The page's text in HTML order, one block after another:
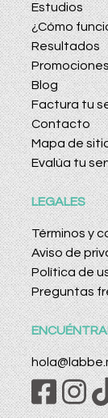
Estudios
¿Cómo
Resultados
Promociones
Blog
Factura tu
Contacto
Mapa de
Evalúa tu
LEGALES
Términos y
Aviso de
Política de
Preguntas